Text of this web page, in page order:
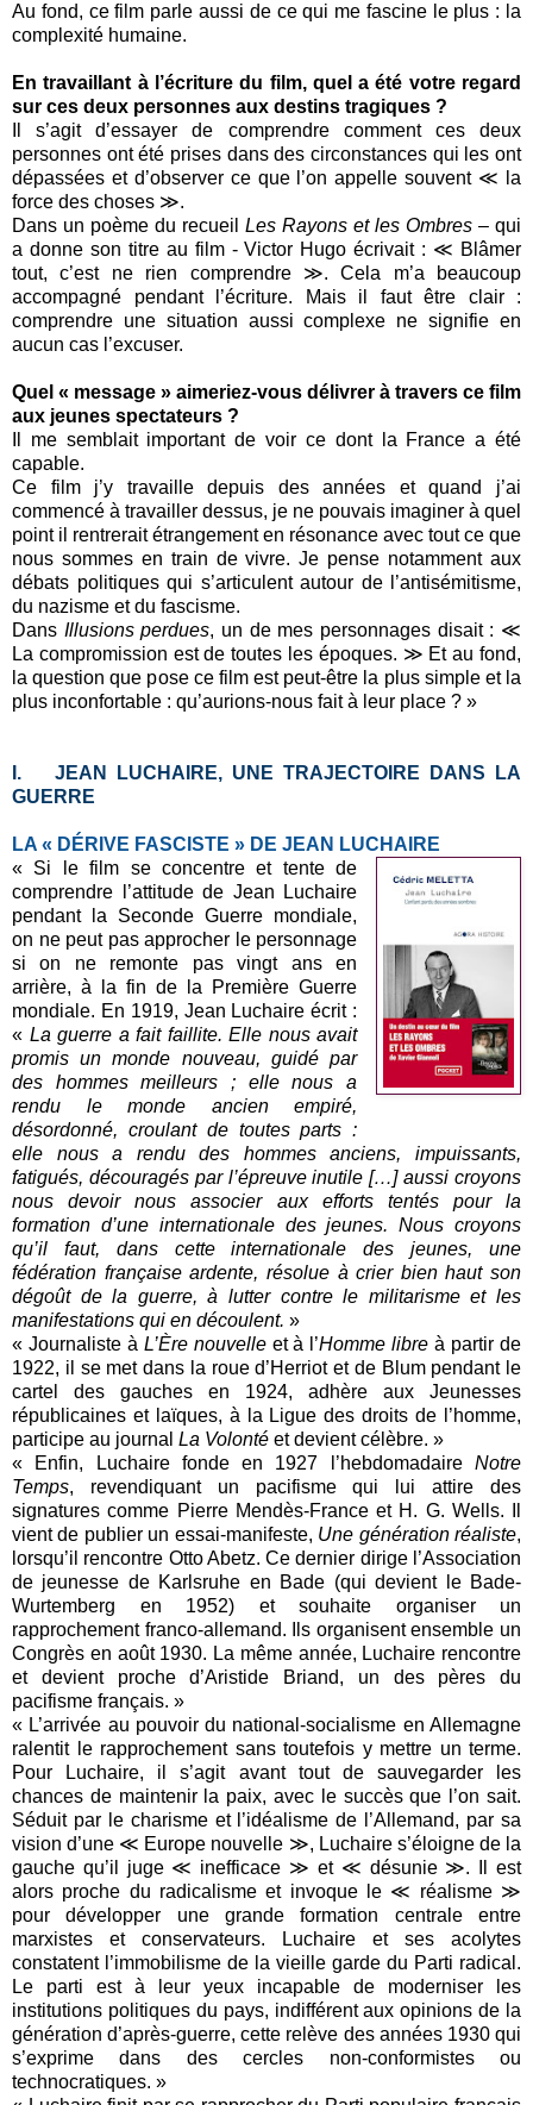
Au fond, ce film parle aussi de ce qui me fascine le plus : la
complexité humaine.
En travaillant à l’écriture du film, quel a été votre regard
sur ces deux personnes aux destins tragiques ?
Il s’agit d’essayer de comprendre comment ces deux
personnes ont été prises dans des circonstances qui les ont
dépassées et d’observer ce que l’on appelle souvent ≪ la
force des choses ≫.
Dans un poème du recueil Les Rayons et les Ombres – qui
a donne son titre au film - Victor Hugo écrivait : ≪ Blâmer
tout, c’est ne rien comprendre ≫. Cela m’a beaucoup
accompagné pendant l’écriture. Mais il faut être clair :
comprendre une situation aussi complexe ne signifie en
aucun cas l’excuser.
Quel « message » aimeriez-vous délivrer à travers ce film
aux jeunes spectateurs ?
Il me semblait important de voir ce dont la France a été
capable.
Ce film j’y travaille depuis des années et quand j’ai
commencé à travailler dessus, je ne pouvais imaginer à quel
point il rentrerait étrangement en résonance avec tout ce que
nous sommes en train de vivre. Je pense notamment aux
débats politiques qui s’articulent autour de l’antisémitisme,
du nazisme et du fascisme.
Dans Illusions perdues, un de mes personnages disait : ≪
La compromission est de toutes les époques. ≫ Et au fond,
la question que pose ce film est peut-être la plus simple et la
plus inconfortable : qu’aurions-nous fait à leur place ? »
I.
JEAN LUCHAIRE, UNE TRAJECTOIRE DANS LA
GUERRE
LA « DÉRIVE FASCISTE » DE JEAN LUCHAIRE
« Si le film se concentre et tente de
comprendre l’attitude de Jean Luchaire
pendant la Seconde Guerre mondiale,
on ne peut pas approcher le personnage
si on ne remonte pas vingt ans en
arrière, à la fin de la Première Guerre
mondiale. En 1919, Jean Luchaire écrit :
« La guerre a fait faillite. Elle nous avait
promis un monde nouveau, guidé par
des hommes meilleurs ; elle nous a
rendu le monde ancien empiré,
désordonné, croulant de toutes parts :
elle nous a rendu des hommes anciens, impuissants,
fatigués, découragés par l’épreuve inutile […] aussi croyons
nous devoir nous associer aux efforts tentés pour la
formation d’une internationale des jeunes. Nous croyons
qu’il faut, dans cette internationale des jeunes, une
fédération française ardente, résolue à crier bien haut son
dégoût de la guerre, à lutter contre le militarisme et les
manifestations qui en découlent. »
« Journaliste à L’Ère nouvelleet à l’Homme libre à partir de
1922, il se met dans la roue d’Herriot et de Blum pendant le
cartel des gauches en 1924, adhère aux Jeunesses
républicaines et laïques, à la Ligue des droits de l’homme,
participe au journal La Volonté et devient célèbre. »
« Enfin, Luchaire fonde en 1927 l’hebdomadaire Notre
Temps, revendiquant un pacifisme qui lui attire des
signatures comme Pierre Mendès-France et H. G. Wells. Il
vient de publier un essai-manifeste, Une génération réaliste,
lorsqu’il rencontre Otto Abetz. Ce dernier dirige l’Association
de jeunesse de Karlsruhe en Bade (qui devient le Bade-
Wurtemberg en 1952) et souhaite organiser un
rapprochement franco-allemand. Ils organisent ensemble un
Congrès en août 1930. La même année, Luchaire rencontre
et devient proche d’Aristide Briand, un des pères du
pacifisme français. »
« L’arrivée au pouvoir du national-socialisme en Allemagne
ralentit le rapprochement sans toutefois y mettre un terme.
Pour Luchaire, il s’agit avant tout de sauvegarder les
chances de maintenir la paix, avec le succès que l’on sait.
Séduit par le charisme et l’idéalisme de l’Allemand, par sa
vision d’une ≪ Europe nouvelle ≫, Luchaire s’éloigne de la
gauche qu’il juge ≪ inefficace ≫ et ≪ désunie ≫. Il est
alors proche du radicalisme et invoque le ≪ réalisme ≫
pour développer une grande formation centrale entre
marxistes et conservateurs. Luchaire et ses acolytes
constatent l’immobilisme de la vieille garde du Parti radical.
Le parti est à leur yeux incapable de moderniser les
institutions politiques du pays, indifférent aux opinions de la
génération d’après-guerre, cette relève des années 1930 qui
s’exprime dans des cercles non-conformistes ou
technocratiques. »